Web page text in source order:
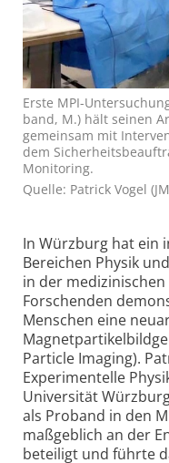
Erste MPI-
band, M.) hält seinen
ge­mein­sam mit
dem
Moni­to­ring.
Quelle: Patrick Vogel
In Würzburg hat ein
Bereichen Physik
in der
Forschenden
Menschen eine
Particle Imaging).
Experimentelle
Univer­si­tät
als Proband in den
maßgeblich an der
beteiligt und führte